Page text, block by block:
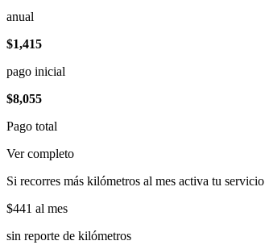
anual
$1,415
pago inicial
$8,055
Pago total
Ver completo
Si recorres más kilómetros al mes activa tu servicio
$441 al mes
sin reporte de kilómetros